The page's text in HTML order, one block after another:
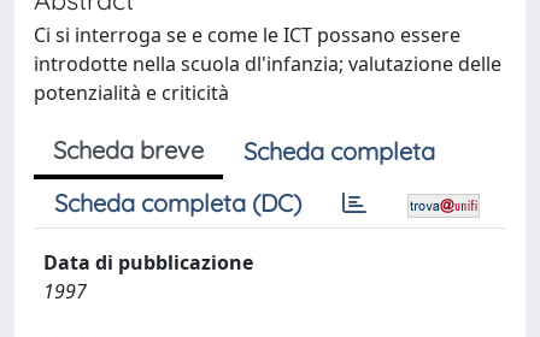
Ci si interroga se e come le ICT possano essere
introdotte nella scuola dl'infanzia; valutazione delle
potenzialità e criticità
Scheda breve
Scheda completa
Scheda completa (DC)
Data di pubblicazione
1997